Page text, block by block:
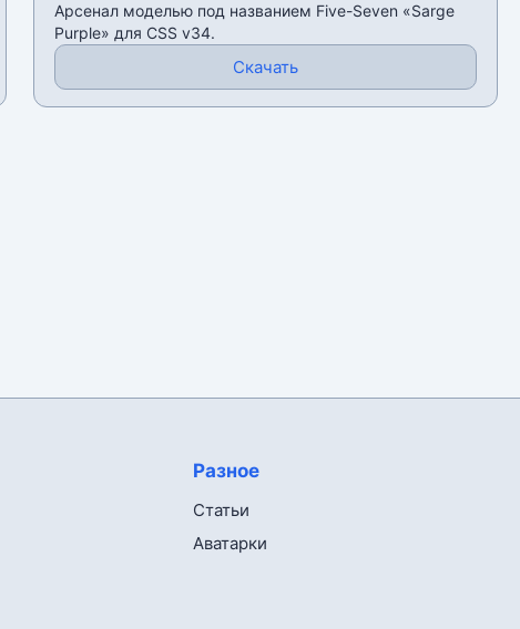
Арсенал моделью под названием Five-Seven «Sarge
Purple» для CSS v34.
Скачать
Разное
Статьи
Аватарки